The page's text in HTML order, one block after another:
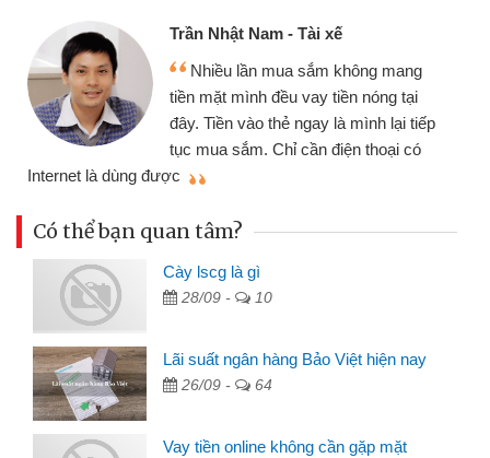
mang
nóng tại
mình lại tiếp
thoại có
Cấn Văn Lực - Tạp hóa
Tôi kinh doanh buôn bán
nhiều lúc cần vốn nhập
đến website qua bạn bè giới
đã giải quyết được công việc
Có thể bạn quan tâm?
Cày lscg là gì
28/09 - 10
Lãi suất ngân hàng Bảo Việt hiện nay
26/09 - 64
Vay tiền online không cần gặp mặt